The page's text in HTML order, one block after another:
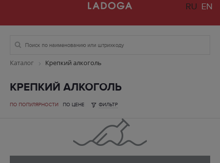
RU EN
Каталог Крепкий алкоголь
КРЕПКИЙ АЛКОГОЛЬ
ПО ПОПУЛЯРНОСТИ ПО ЦЕНЕ ФИЛЬТР